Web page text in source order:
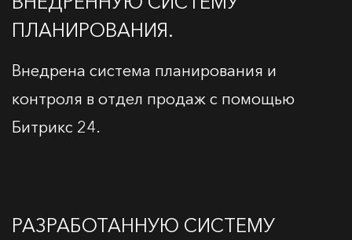
ПЛАНИРОВАНИЯ.
Внедрена система планирования и
контроля в отдел продаж с помощью
Битрикс 24.
РАЗРАБОТАННУЮ СИСТЕМУ